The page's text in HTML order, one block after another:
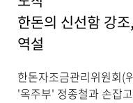
한돈의 신선함 강
역설
한돈자조금관리위원회(
'옥주부' 정종철과 손잡